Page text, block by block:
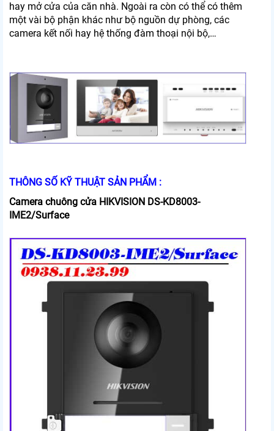
hay mở cửa của căn nhà. Ngoài ra còn có thể có thêm
một vài bộ phận khác như bộ nguồn dự phòng, các
camera kết nối hay hệ thống đàm thoại nội bộ,…
THÔNG SỐ KỸ THUẬT SẢN PHẨM :
Camera chuông cửa HIKVISION DS-KD8003-
IME2/Surface